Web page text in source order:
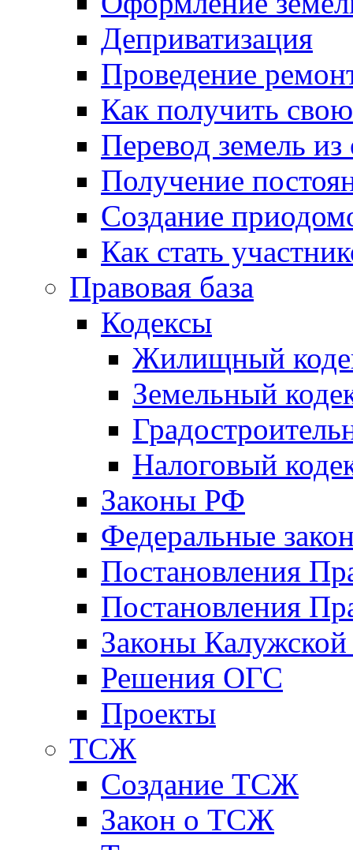
Деприватизация
Проведение
Как получить
Перевод земель
Получение
Создание
Как стать
Правовая база
Кодексы
Жилищный
Земельный
Налоговый
Законы РФ
Федеральные
Постановления
Постановления
Законы Калужской
Решения ОГС
Проекты
ТСЖ
Создание ТСЖ
Закон о ТСЖ